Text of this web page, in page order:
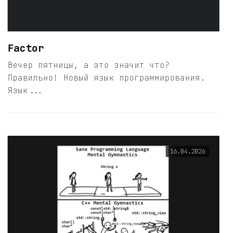
Factor
Вечер пятницы, а это значит что?
Правильно! Новый язык программирования.
Язык...
16.04.2026